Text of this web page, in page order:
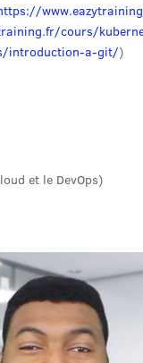
cours/
introduction-a-git/)
et le DevOps)